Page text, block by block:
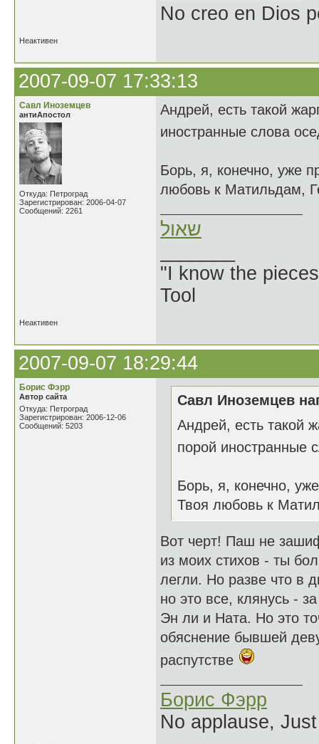
No creo en Dios
Неактивен
2007-09-07 17:33:13
Савл Иноземцев
антиАпостол
Откуда: Петроград
Зарегистрирован: 2006-04-07
Сообщений: 2261
Андрей, есть такой
иностранные слова
Борь, я, конечно, уже
любовь к Матильдам,
שאול
"I know the
Tool
Неактивен
2007-09-07 18:29:44
Борис Фэрр
Автор сайта
Откуда: Петроград
Зарегистрирован: 2006-12-06
Сообщений: 5203
Савл Иноземцев
Андрей, есть такой
порой иностранные
Борь, я, конечно,
Твоя любовь к
Вот черт! Паш не
из моих стихов - ты
легли. Но разве что в
но это все, клянусь -
Эн ли и Ната. Но это
обяснение бывшей
распутстве
Борис Фэрр
No applause,